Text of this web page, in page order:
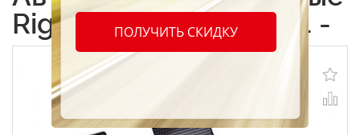
Rigum для BMW X3 04 -
ПОЛУЧИТЬ СКИДКУ